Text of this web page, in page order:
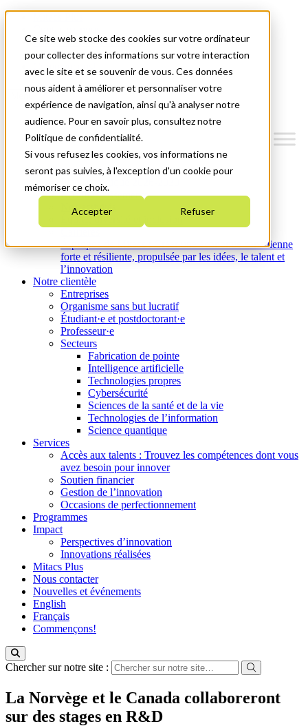
Ce site web stocke des cookies sur votre ordinateur
pour collecter des informations sur votre interaction
avec le site et se souvenir de vous. Ces données
nous aident à améliorer et personnaliser votre
expérience de navigation, ainsi qu'à analyser notre
audience. Pour en savoir plus, consultez notre
Politique de confidentialité.
Si vous refusez les cookies, vos informations ne
seront pas suivies, à l'exception d'un cookie pour
mémoriser ce choix.
Accepter Refuser
Nouvelles et événements
English
Commençons!
Qui nous sommes
Plan stratégique 2026-2030
Nos investissements
Nos activités
Équité, diversité et inclusion
À propos de Mitacs : Créer une économie canadienne
forte et résiliente, propulsée par les idées, le talent et
l’innovation
Notre clientèle
Entreprises
Organisme sans but lucratif
Étudiant·e et postdoctorant·e
Professeur·e
Secteurs
Fabrication de pointe
Intelligence artificielle
Technologies propres
Cybersécurité
Sciences de la santé et de la vie
Technologies de l’information
Science quantique
Services
Accès aux talents : Trouvez les compétences dont vous
avez besoin pour innover
Soutien financier
Gestion de l’innovation
Occasions de perfectionnement
Programmes
Impact
Perspectives d’innovation
Innovations réalisées
Mitacs Plus
Nous contacter
Nouvelles et événements
English
Français
Commençons!
Chercher sur notre site :
La Norvège et le Canada collaboreront
sur des stages en R&D